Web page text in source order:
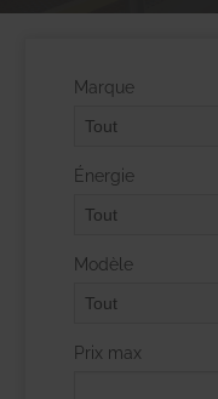
Marque
Énergie
Modèle
Prix max